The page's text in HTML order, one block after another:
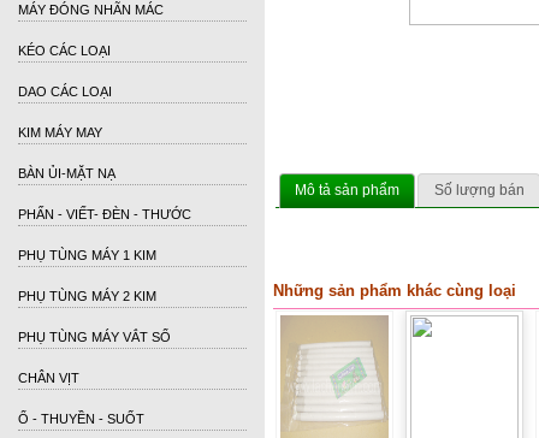
MÁY ĐÓNG NHÃN MÁC
KÉO CÁC LOẠI
DAO CÁC LOẠI
KIM MÁY MAY
BÀN ỦI-MẶT NẠ
PHẤN - VIẾT- ĐÈN - THƯỚC
PHỤ TÙNG MÁY 1 KIM
PHỤ TÙNG MÁY 2 KIM
PHỤ TÙNG MÁY VẮT SỔ
CHÂN VỊT
Ổ - THUYỀN - SUỐT
Mô tả sản phẩm Số lượng bán
Những sản phẩm khác cùng loại